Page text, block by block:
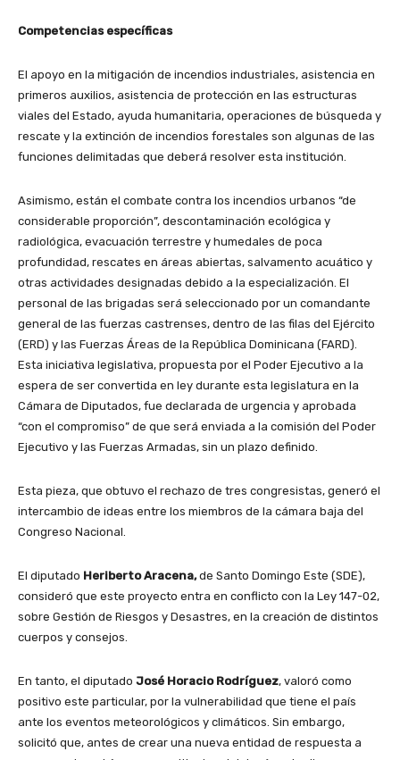
Competencias específicas
El apoyo en la mitigación de incendios industriales, asistencia en
primeros auxilios, asistencia de protección en las estructuras
viales del Estado, ayuda humanitaria, operaciones de búsqueda y
rescate y la extinción de incendios forestales son algunas de las
funciones delimitadas que deberá resolver esta institución.
Asimismo, están el combate contra los incendios urbanos “de
considerable proporción”, descontaminación ecológica y
radiológica, evacuación terrestre y humedales de poca
profundidad, rescates en áreas abiertas, salvamento acuático y
otras actividades designadas debido a la especialización. El
personal de las brigadas será seleccionado por un comandante
general de las fuerzas castrenses, dentro de las filas del Ejército
(ERD) y las Fuerzas Áreas de la República Dominicana (FARD).
Esta iniciativa legislativa, propuesta por el Poder Ejecutivo a la
espera de ser convertida en ley durante esta legislatura en la
Cámara de Diputados, fue declarada de urgencia y aprobada
“con el compromiso” de que será enviada a la comisión del Poder
Ejecutivo y las Fuerzas Armadas, sin un plazo definido.
Esta pieza, que obtuvo el rechazo de tres congresistas, generó el
intercambio de ideas entre los miembros de la cámara baja del
Congreso Nacional.
El diputado Heriberto Aracena,de Santo Domingo Este (SDE),
consideró que este proyecto entra en conflicto con la Ley 147-02,
sobre Gestión de Riesgos y Desastres, en la creación de distintos
cuerpos y consejos.
En tanto, el diputado José Horacio Rodríguez, valoró como
positivo este particular, por la vulnerabilidad que tiene el país
ante los eventos meteorológicos y climáticos. Sin embargo,
solicitó que, antes de crear una nueva entidad de respuesta a